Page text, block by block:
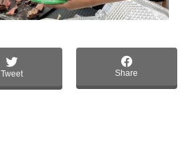
Tweet Share